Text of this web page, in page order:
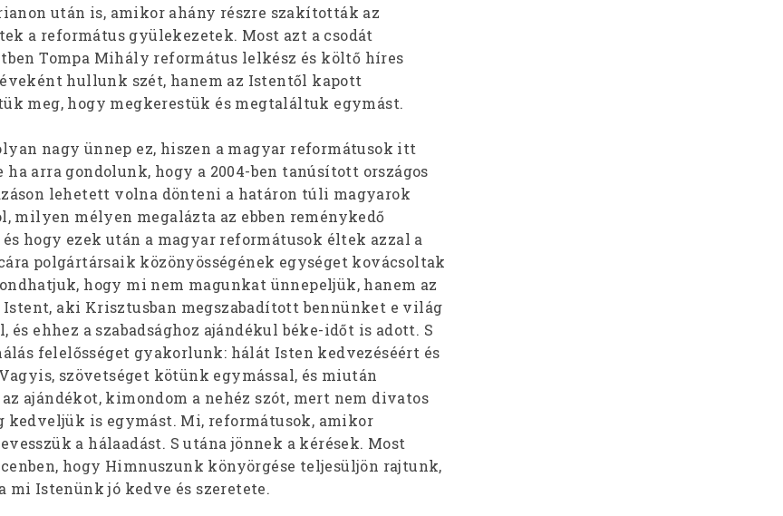
után is, amikor ahány részre szakították az
a református gyülekezetek. Most azt a csodát
Tompa Mihály református lelkész és költő híres
hullunk szét, hanem az Istentől kapott
meg, hogy megkerestük és megtaláltuk egymást.
nagy ünnep ez, hiszen a magyar reformátusok itt
arra gondolunk, hogy a 2004-ben tanúsított országos
lehetett volna dönteni a határon túli magyarok
milyen mélyen megalázta az ebben reménykedő
hogy ezek után a magyar reformátusok éltek azzal a
polgártársaik közönyösségének egységet kovácsoltak
hogy mi nem magunkat ünnepeljük, hanem az
Istent, aki Krisztusban megszabadított bennünket e világ
és ehhez a szabadsághoz ajándékul béke-időt is adott. S
felelősséget gyakorlunk: hálát Isten kedvezéséért és
szövetséget kötünk egymással, és miután
ajándékot, kimondom a nehéz szót, mert nem divatos
kedveljük is egymást. Mi, reformátusok, amikor
a hálaadást. S utána jönnek a kérések. Most
hogy Himnuszunk könyörgése teljesüljön rajtunk,
mi Istenünk jó kedve és szeretete.